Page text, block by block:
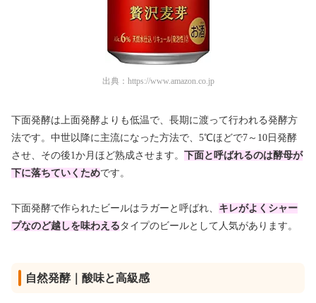
出典： https://www.amazon.co.jp
下面発酵は上面発酵よりも低温で、長期に渡って行われる発酵方
法です。中世以降に主流になった方法で、5℃ほどで7～10日発酵
させ、その後1か月ほど熟成させます。 下面と呼ばれるのは酵母が
下に落ちていくためです。
下面発酵で作られたビールはラガーと呼ばれ、 キレがよくシャー
プなのど越しを味わえる タイプのビールとして人気があります。
自然発酵｜酸味と高級感